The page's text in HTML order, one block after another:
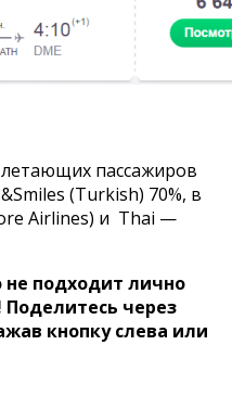
пассажиров
(Turkish) 70%, в
Airlines) и Thai —
подходит лично
Поделитесь через
кнопку слева или